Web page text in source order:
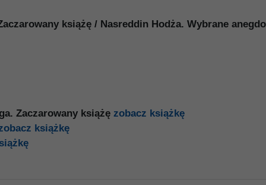
książę / Nasreddin Hodża. Wybrane
Zaczarowany książę zobacz książkę
książkę